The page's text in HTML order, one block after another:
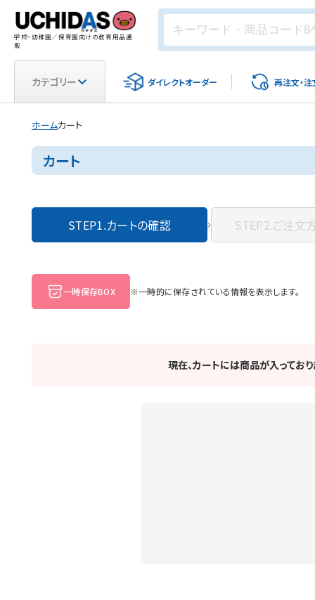
学校・幼稚園／保育園向けの教育用品通
販
カテゴリー ダイレクトオーダー 再注文・注
ホームカート
カート
STEP1.カートの確認 STEP2.ご注文
一時保存BOX ※一時的に保存されている情報を表示します。
現在、カートには商品が入ってお